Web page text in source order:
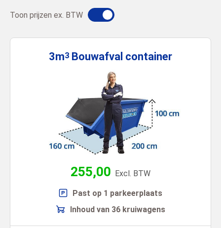
Toon prijzen ex. BTW
3m3 Bouwafval container
255,00 Excl. BTW
Past op 1 parkeerplaats
Inhoud van 36 kruiwagens